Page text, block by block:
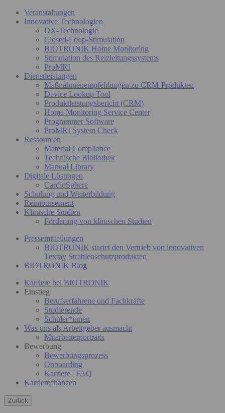
Veranstaltungen
Innovative Technologien
DX-Technologie
Closed-Loop-Stimulation
BIOTRONIK Home Monitoring
Stimulation des Reizleitungssystems
ProMRI
Dienstleistungen
Maßnahmenempfehlungen zu CRM-Produkten
Device Lookup Tool
Produktleistungsbericht (CRM)
Home Monitoring Service Center
Programmer Software
ProMRI System Check
Ressourcen
Material Compliance
Technische Bibliothek
Manual Library
Digitale Lösungen
CardioSphere
Schulung und Weiterbildung
Reimbursement
Klinische Studien
Förderung von klinischen Studien
Pressemitteilungen
BIOTRONIK startet den Vertrieb von innovativen
Texray Strahlenschutzprodukten
BIOTRONIK Blog
Karriere bei BIOTRONIK
Einstieg
Berufserfahrene und Fachkräfte
Studierende
Schüler*innen
Was uns als Arbeitgeber ausmacht
Mitarbeiterportraits
Bewerbung
Bewerbungsprozess
Onboarding
Karriere | FAQ
Karrierechancen
Zurück